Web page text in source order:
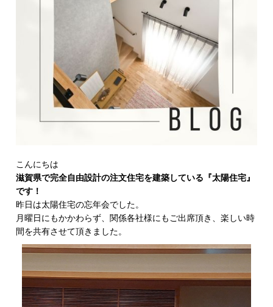
こんにちは
滋賀県で完全自由設計の注文住宅を建築している『太陽住宅』
です！
昨日は太陽住宅の忘年会でした。
月曜日にもかかわらず、関係各社様にもご出席頂き、楽しい時
間を共有させて頂きました。